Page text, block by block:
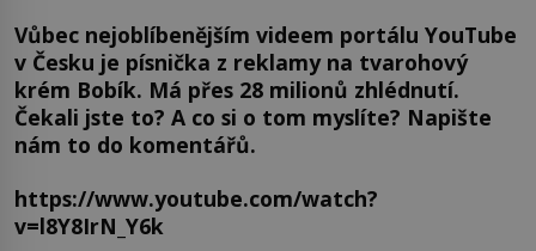
Vůbec nejoblíbenějším videem portálu YouTube
v Česku je písnička z reklamy na tvarohový
krém Bobík. Má přes 28 milionů zhlédnutí.
Čekali jste to? A co si o tom myslíte? Napište
nám to do komentářů.
https://www.youtube.com/watch?
v=l8Y8IrN_Y6k